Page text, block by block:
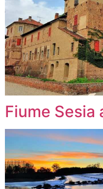
Fiume Sesia